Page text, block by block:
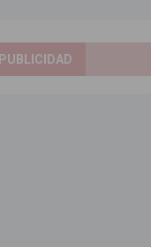
PUBLICIDAD